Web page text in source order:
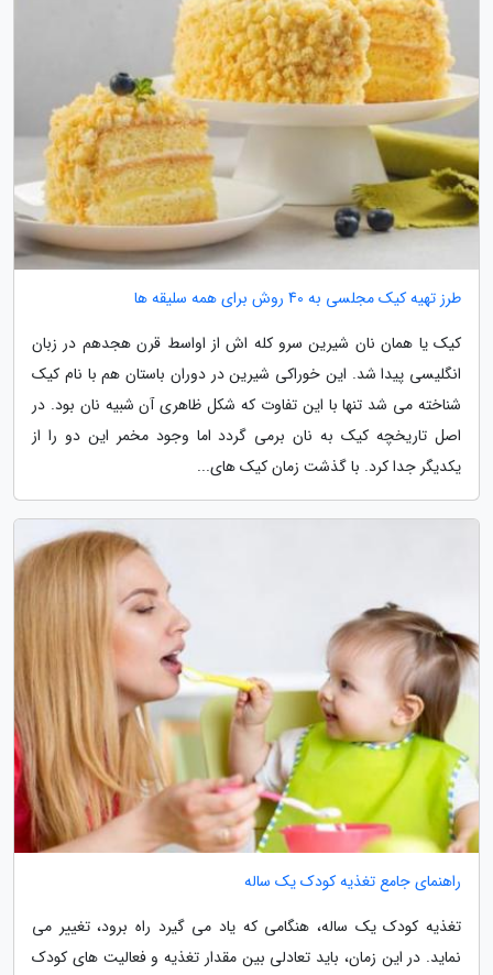
طرز تهیه کیک مجلسی به 40 روش برای همه سلیقه ها
کیک یا همان نان شیرین سرو کله اش از اواسط قرن هجدهم در زبان
انگلیسی پیدا شد. این خوراکی شیرین در دوران باستان هم با نام کیک
شناخته می شد تنها با این تفاوت که شکل ظاهری آن شبیه نان بود. در
اصل تاریخچه کیک به نان برمی گردد اما وجود مخمر این دو را از
یکدیگر جدا کرد. با گذشت زمان کیک های...
راهنمای جامع تغذیه کودک یک ساله
تغذیه کودک یک ساله، هنگامی که یاد می گیرد راه برود، تغییر می
نماید. در این زمان، باید تعادلی بین مقدار تغذیه و فعالیت های کودک